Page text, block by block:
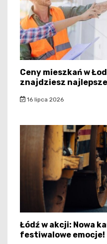
Ceny mieszkań w
znajdziesz
16 lipca 2026
Łódź w akcji: Nowa
festiwalowe emocje!